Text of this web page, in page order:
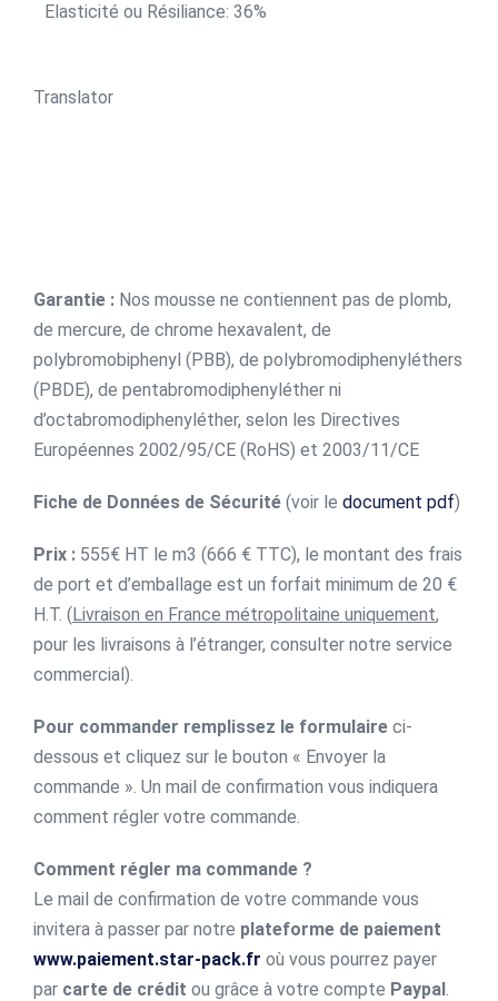
Elasticité ou Résiliance: 36%
Translator
Garantie : Nos mousse ne contiennent pas de plomb,
de mercure, de chrome hexavalent, de
polybromobiphenyl (PBB), de polybromodiphenyléthers
(PBDE), de pentabromodiphenyléther ni
d’octabromodiphenyléther, selon les Directives
Européennes 2002/95/CE (RoHS) et 2003/11/CE
Fiche de Données de Sécurité (voir le document pdf)
Prix : 555€ HT le m3 (666 € TTC), le montant des frais
de port et d’emballage est un forfait minimum de 20 €
H.T. (Livraison en France métropolitaine uniquement,
pour les livraisons à l’étranger, consulter notre service
commercial).
Pour commander remplissez le formulaire ci-
dessous et cliquez sur le bouton « Envoyer la
commande ». Un mail de confirmation vous indiquera
comment régler votre commande.
Comment régler ma commande ?
Le mail de confirmation de votre commande vous
invitera à passer par notre plateforme de paiement
www.paiement.star-pack.fr où vous pourrez payer
par carte de crédit ou grâce à votre compte Paypal.